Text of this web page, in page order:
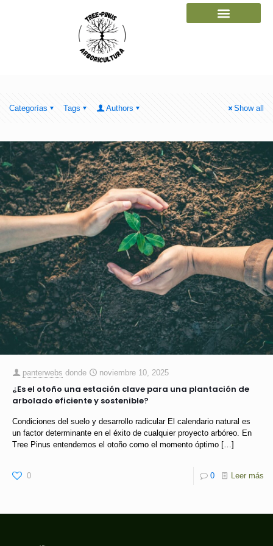
Categorías Tags Authors Show all
panterwebs donde noviembre 10, 2025
¿Es el otoño una estación clave para una plantación de
arbolado eficiente y sostenible?
Condiciones del suelo y desarrollo radicular El calendario natural es
un factor determinante en el éxito de cualquier proyecto arbóreo. En
Tree Pinus entendemos el otoño como el momento óptimo […]
0 0 Leer más